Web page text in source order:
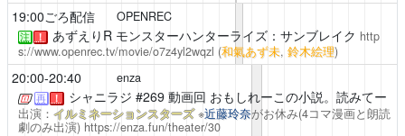
19:00ごろ配信 OPENREC
注 ！ あずえりRモンスターハンターライズ：サンブレイク http
s://www.openrec.tv/movie/o7z4yl2wqzl (和氣あず未, 鈴木絵理)
20:00-20:40 enza
再 ！ シャニラジ #269 動画回 おもしれーこの小説。読みてー
出演： イルミネーションスターズ※近藤玲奈がお休み(4コマ漫画と朗読
劇のみ出演) https://enza.fun/theater/30